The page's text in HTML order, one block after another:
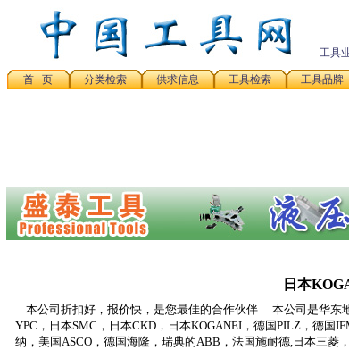
工具
首 页 分类检索 供求信息 工具检索 工具品牌
日本
本公司折扣好，报价快，是您最佳的合作伙伴 本公司是华东
YPC，日本SMC，日本CKD，日本KOGANEI，德国PILZ，德国
纳，美国ASCO，德国海隆，瑞典的ABB，法国施耐德,日本三